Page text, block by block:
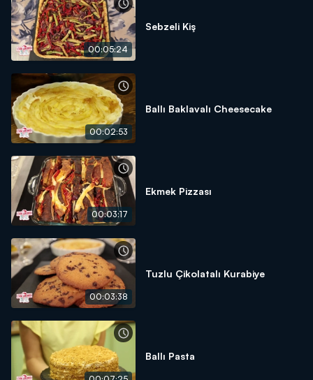
00:05:24
Sebzeli Kiş
00:02:53
Ballı Baklavalı Cheesecake
00:03:17
Ekmek Pizzası
00:03:38
Tuzlu Çikolatalı Kurabiye
Ballı Pasta